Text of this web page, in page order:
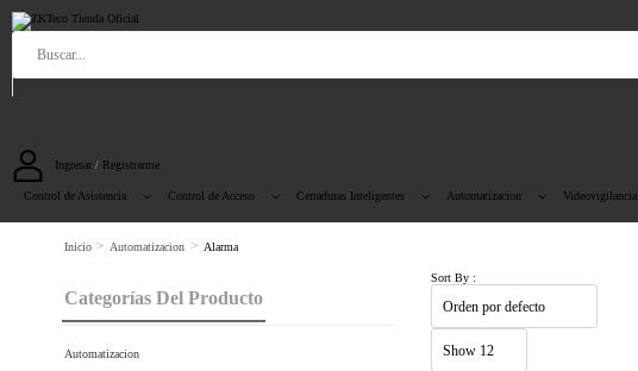
Ingresar / Registrarme
Control de Asistencia Control de Acceso Cerraduras Inteligentes Automatizacion Videovigilancia
Inicio > Automatizacion > Alarma
Categorías Del Producto
Automatizacion
Sort By :